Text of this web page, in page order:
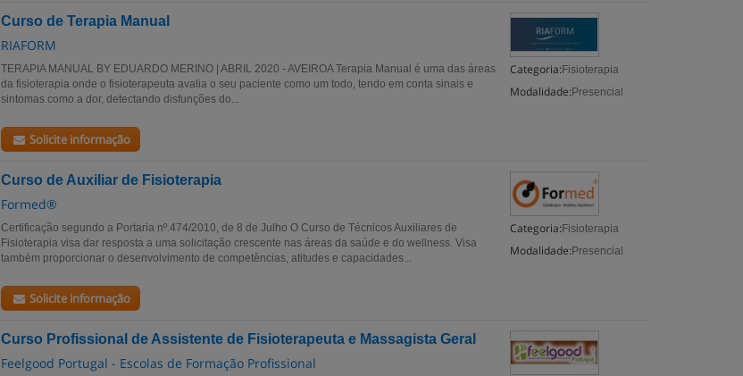
Curso de Terapia Manual
RIAFORM
Categoria: Fisioterapia
Modalidade: Presencial
TERAPIA MANUAL BY EDUARDO MERINO | ABRIL 2020 - AVEIROA Terapia Manual é uma das áreas
da fisioterapia onde o fisioterapeuta avalia o seu paciente como um todo, tendo em conta sinais e
sintomas como a dor, detectando disfunções do...
Solicite informação
Curso de Auxiliar de Fisioterapia
Formed®
Categoria: Fisioterapia
Modalidade: Presencial
Certificação segundo a Portaria nº.474/2010, de 8 de Julho O Curso de Técnicos Auxiliares de
Fisioterapia visa dar resposta a uma solicitação crescente nas áreas da saúde e do wellness. Visa
também proporcionar o desenvolvimento de competências, atitudes e capacidades...
Solicite informação
Curso Profissional de Assistente de Fisioterapeuta e Massagista Geral
Feelgood Portugal - Escolas de Formação Profissional